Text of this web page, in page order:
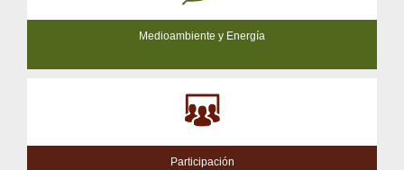
Medioambiente y Energía
Participación